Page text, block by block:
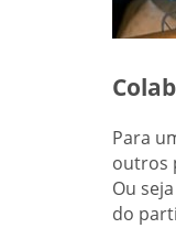
Para
outros
Ou
do